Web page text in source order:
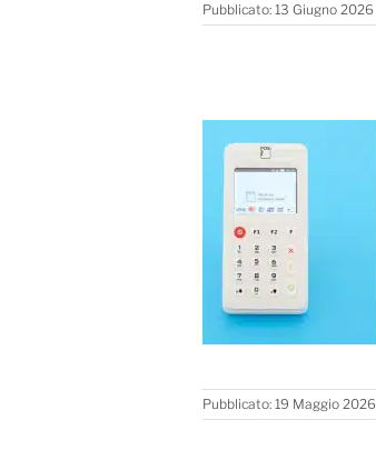
Pubblicato: 13 Giugno 2026
Pubblicato: 19 Maggio 2026